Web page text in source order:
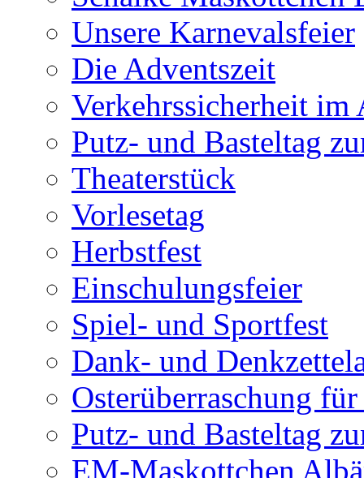
Unsere Karnevalsfeier
Die Adventszeit
Verkehrssicherheit im
Putz- und Basteltag
Theaterstück
Vorlesetag
Herbstfest
Einschulungsfeier
Spiel- und Sportfest
Dank- und
Osterüberraschung
Putz- und Basteltag
EM-Maskottchen